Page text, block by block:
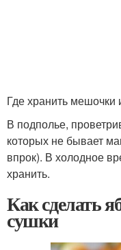
Где хранить
В подполье,
которых не бывает
впрок). В холодное
хранить.
Как сделать
сушки